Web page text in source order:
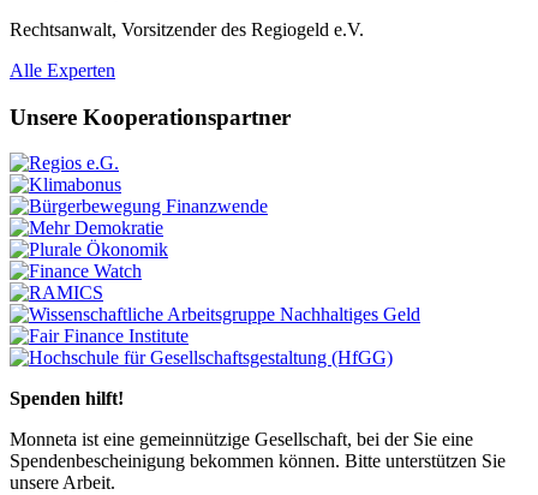
Rechtsanwalt, Vorsitzender des Regiogeld e.V.
Previous
Next
Alle Experten
Unsere Kooperationspartner
Spenden hilft!
Monneta ist eine gemeinnützige Gesellschaft, bei der Sie eine
Spendenbescheinigung bekommen können. Bitte unterstützen Sie
unsere Arbeit.